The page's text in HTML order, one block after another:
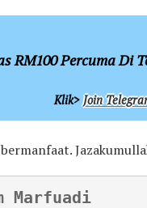
RM100 Percuma Di
Klik>Join
Marfuadi